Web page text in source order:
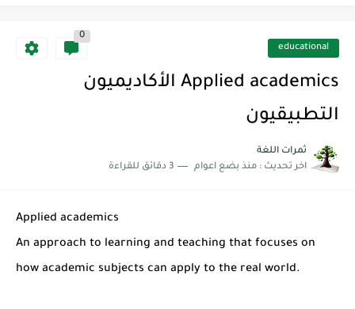
educational
0
Applied academics الأكاديميون
التطبيقيون
ثمرات اللغة
اخر تحديث : منذ بضع اعوام 3 دقائق للقراءة
Applied academics
An approach to learning and teaching that focuses on
how academic subjects can apply to the real world.